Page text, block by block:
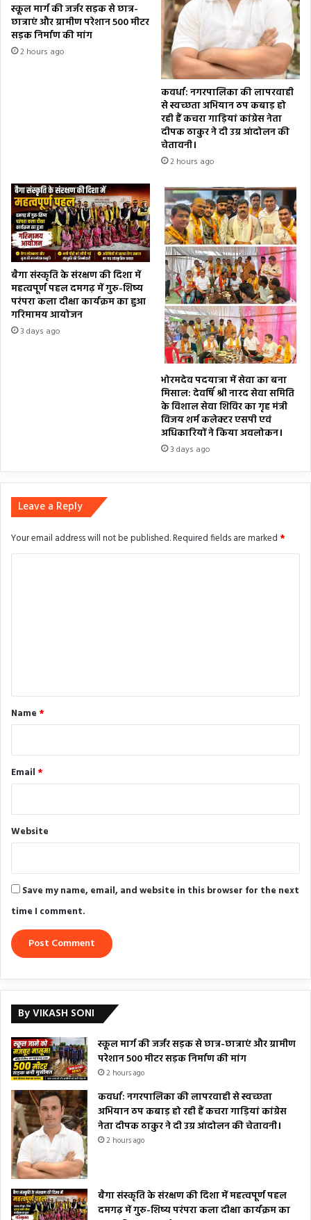
स्कूल मार्ग की जर्जर सड़क से छात्र-
छात्राएं और ग्रामीण परेशान 500 मीटर
सड़क निर्माण की मांग
2 hours ago
कवर्धा: नगरपालिका की लापरवाही
से स्वच्छता अभियान ठप कबाड़ हो
रही हैं कचरा गाड़ियां कांग्रेस नेता
दीपक ठाकुर ने दी उग्र आंदोलन की
चेतावनी।
2 hours ago
बैगा संस्कृति के संरक्षण की दिशा में
महत्वपूर्ण पहल दमगढ़ में गुरु-शिष्य
परंपरा कला दीक्षा कार्यक्रम का हुआ
गरिमामय आयोजन
3 days ago
भोरमदेव पदयात्रा में सेवा का बना
मिसाल: देवर्षि श्री नारद सेवा समिति
के विशाल सेवा शिविर का गृह मंत्री
विजय शर्म कलेक्टर एसपी एवं
अधिकारियों ने किया अवलोकन।
3 days ago
Leave a Reply
Your email address will not be published.Required fields are marked *
*
Name *
Email *
Website
Save my name, email, and website in this browser for the next
time I comment.
By VIKASH SONI
स्कूल मार्ग की जर्जर सड़क से छात्र-छात्राएं और ग्रामीण
परेशान 500 मीटर सड़क निर्माण की मांग
2 hours ago
कवर्धा: नगरपालिका की लापरवाही से स्वच्छता
अभियान ठप कबाड़ हो रही हैं कचरा गाड़ियां कांग्रेस
नेता दीपक ठाकुर ने दी उग्र आंदोलन की चेतावनी।
2 hours ago
बैगा संस्कृति के संरक्षण की दिशा में महत्वपूर्ण पहल
दमगढ़ में गुरु-शिष्य परंपरा कला दीक्षा कार्यक्रम का